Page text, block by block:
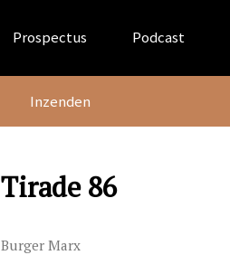
Prospectus Podcast
Inzenden
Tirade 86
Burger Marx